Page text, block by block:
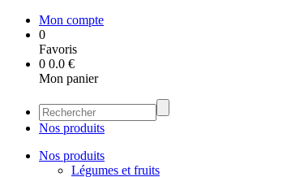
Mon compte
0
Favoris
0 0.0 €
Mon panier
Nos produits
Nos produits
Légumes et fruits